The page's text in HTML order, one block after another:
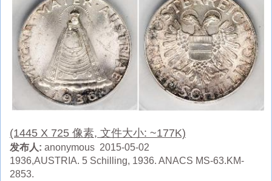
(1445 X 725 像素, 文件大小: ~177K)
发布人: anonymous 2015-05-02
1936,AUSTRIA. 5 Schilling, 1936. ANACS MS-63.KM-
2853.